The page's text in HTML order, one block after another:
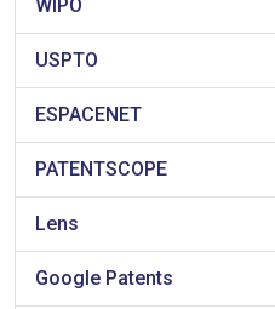
WIPO
USPTO
ESPACENET
PATENTSCOPE
Lens
Google Patents